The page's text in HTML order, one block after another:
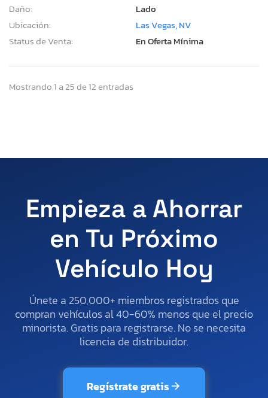
Daño:
Lado
Ubicación:
Las Vegas, NV
Status de Venta:
En Oferta Mínima
Mostrando 1 a 25 de 12 entradas
Empieza a Ahorrar
en Tu Próximo
Vehículo Hoy
Únete a 250,000+ miembros registrados que
compran vehículos al 40-60% menos que el precio
minorista. Gratis para registrarse. No se necesita
licencia de distribuidor.
Regístrate gratis